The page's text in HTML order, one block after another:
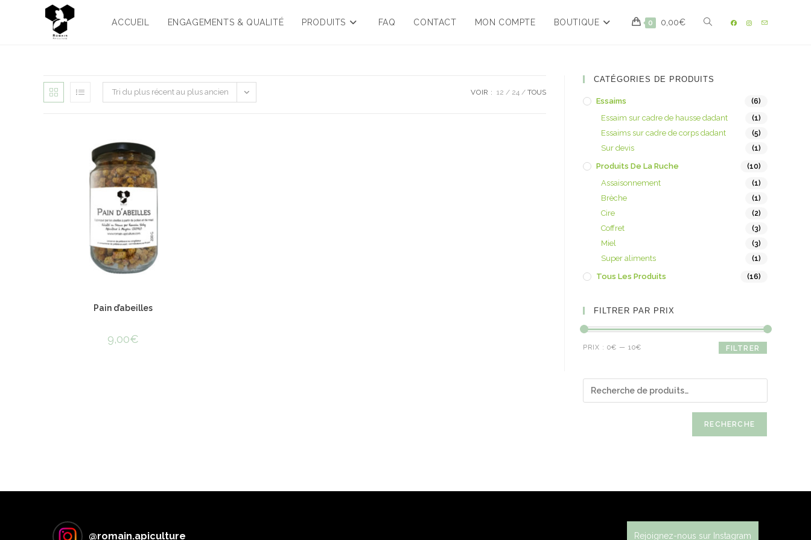
ACCUEIL ENGAGEMENTS & QUALITÉ PRODUITS FAQ CONTACT MON COMPTE BOUTIQUE 0 0,00€
Tri du plus récent au plus ancien VOIR : 12 24 TOUS
Pain d’abeilles
9,00€
CATÉGORIES DE PRODUITS
Essaims (6)
Essaim sur cadre de hausse dadant (1)
Essaims sur cadre de corps dadant (5)
Sur devis (1)
Produits De La Ruche (10)
Assaisonnement (1)
Brèche (1)
Cire (2)
Coffret (3)
Miel (3)
Super aliments (1)
Tous Les Produits (16)
FILTRER PAR PRIX
FILTRER
PRIX : 0€ — 10€
RECHERCHE
@romain.apiculture Rejoignez-nous sur Instagram